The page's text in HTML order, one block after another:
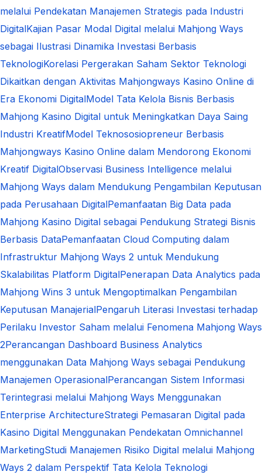
melalui Pendekatan Manajemen Strategis pada Industri
DigitalKajian Pasar Modal Digital melalui Mahjong Ways
sebagai Ilustrasi Dinamika Investasi Berbasis
TeknologiKorelasi Pergerakan Saham Sektor Teknologi
Dikaitkan dengan Aktivitas Mahjongways Kasino Online di
Era Ekonomi DigitalModel Tata Kelola Bisnis Berbasis
Mahjong Kasino Digital untuk Meningkatkan Daya Saing
Industri KreatifModel Teknososiopreneur Berbasis
Mahjongways Kasino Online dalam Mendorong Ekonomi
Kreatif DigitalObservasi Business Intelligence melalui
Mahjong Ways dalam Mendukung Pengambilan Keputusan
pada Perusahaan DigitalPemanfaatan Big Data pada
Mahjong Kasino Digital sebagai Pendukung Strategi Bisnis
Berbasis DataPemanfaatan Cloud Computing dalam
Infrastruktur Mahjong Ways 2 untuk Mendukung
Skalabilitas Platform DigitalPenerapan Data Analytics pada
Mahjong Wins 3 untuk Mengoptimalkan Pengambilan
Keputusan ManajerialPengaruh Literasi Investasi terhadap
Perilaku Investor Saham melalui Fenomena Mahjong Ways
2Perancangan Dashboard Business Analytics
menggunakan Data Mahjong Ways sebagai Pendukung
Manajemen OperasionalPerancangan Sistem Informasi
Terintegrasi melalui Mahjong Ways Menggunakan
Enterprise ArchitectureStrategi Pemasaran Digital pada
Kasino Digital Menggunakan Pendekatan Omnichannel
MarketingStudi Manajemen Risiko Digital melalui Mahjong
Ways 2 dalam Perspektif Tata Kelola Teknologi